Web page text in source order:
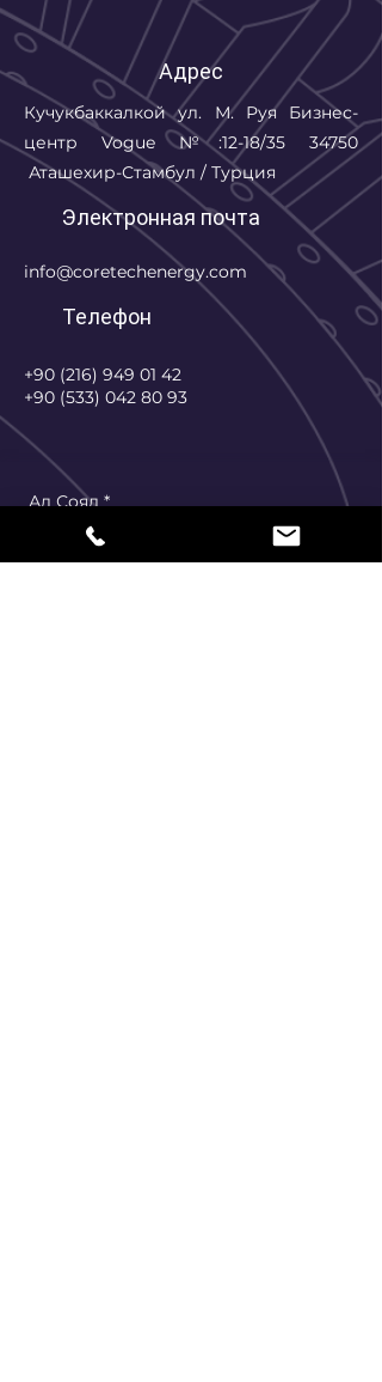
Адрес
Кучукбаккалкой ул. М. Руя Бизнес-
центр Vogue№:12-18/35 34750
Аташехир-Стамбул / Турция
Электронная почта
info@coretechenergy.com
Телефон
+90 (216) 949 01 42
+90 (533) 042 80 93
Ад Сояд *